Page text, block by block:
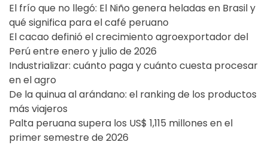
El frío que no llegó: El Niño genera heladas en Brasil y
qué significa para el café peruano
El cacao definió el crecimiento agroexportador del
Perú entre enero y julio de 2026
Industrializar: cuánto paga y cuánto cuesta procesar
en el agro
De la quinua al arándano: el ranking de los productos
más viajeros
Palta peruana supera los US$ 1,115 millones en el
primer semestre de 2026